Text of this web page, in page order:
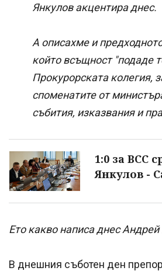
Янкулов акцентира днес.
А описахме и
който всъщност "подаде
Прокурорската колегия,
споменатите от
събития, изказвания и
1:0 за ВСС
Янкулов -
Ето какво написа днес Андрей
В днешния съботен ден